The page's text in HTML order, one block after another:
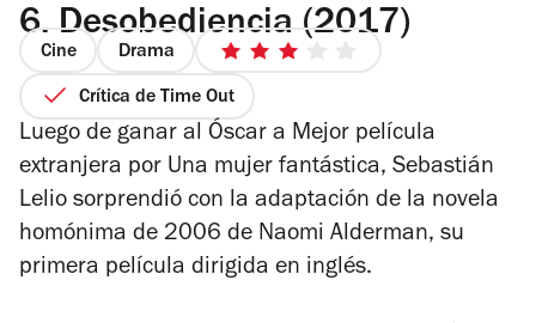
6. Desobediencia (2017)
Cine Drama
3
5
estrellas
Crítica de Time Out
Luego de ganar al Óscar a Mejor película
extranjera por Una mujer fantástica, Sebastián
Lelio sorprendió con la adaptación de la novela
homónima de 2006 de Naomi Alderman, su
primera película dirigida en inglés.